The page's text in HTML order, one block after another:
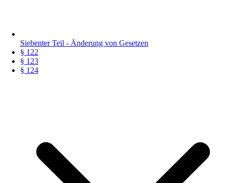
Siebenter Teil - Änderung von Gesetzen
§ 122
§ 123
§ 124